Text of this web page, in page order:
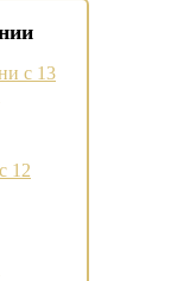
с 13
12